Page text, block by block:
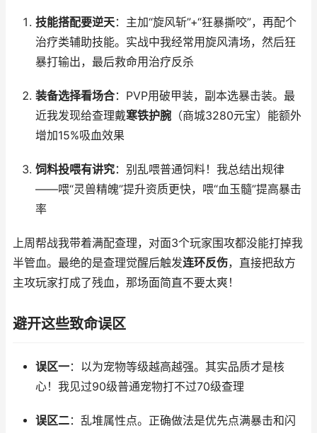
技能搭配要逆天：主加“旋风斩”+“狂暴撕咬”，再配个
治疗类辅助技能。实战中我经常用旋风清场，然后狂
暴打输出，最后救命用治疗反杀
装备选择看场合：PVP用破甲装，副本选暴击装。最
近我发现给查理戴寒铁护腕（商城3280元宝）能额外
增加15%吸血效果
饲料投喂有讲究：别乱喂普通饲料！我总结出规律
——喂“灵兽精魄”提升资质更快，喂“血玉髓”提高暴击
率
上周帮战我带着满配查理，对面3个玩家围攻都没能打掉我
半管血。最绝的是查理觉醒后触发连环反伤，直接把敌方
主攻玩家打成了残血，那场面简直不要太爽！
避开这些致命误区
误区一：以为宠物等级越高越强。其实品质才是核
心！我见过90级普通宠物打不过70级查理
误区二：乱堆属性点。正确做法是优先点满暴击和闪